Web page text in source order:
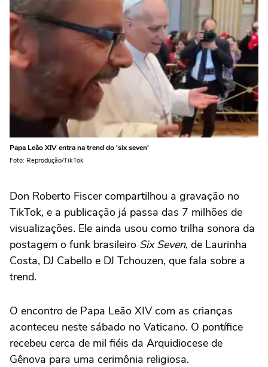
Papa Leão XIV entra na trend do 'six seven'
Foto: Reprodução/TikTok
Don Roberto Fiscer compartilhou a gravação no
TikTok, e a publicação já passa das 7 milhões de
visualizações. Ele ainda usou como trilha sonora da
postagem o funk brasileiro Six Seven, de Laurinha
Costa, DJ Cabello e DJ Tchouzen, que fala sobre a
trend.
O encontro de Papa Leão XIV com as crianças
aconteceu neste sábado no Vaticano. O pontífice
recebeu cerca de mil fiéis da Arquidiocese de
Gênova para uma cerimônia religiosa.